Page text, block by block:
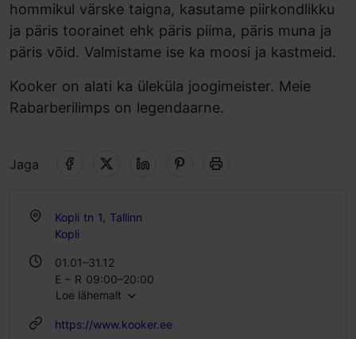
hommikul värske taigna, kasutame piirkondlikku
ja päris toorainet ehk päris piima, päris muna ja
päris võid. Valmistame ise ka moosi ja kastmeid.
Kooker on alati ka üleküla joogimeister. Meie
Rabarberilimps on legendaarne.
Jaga
Kopli tn 1, Tallinn
Kopli
01.01–31.12
E – R 09:00–20:00
L – P 09:00–18:00
Loe lähemalt
https://www.kooker.ee